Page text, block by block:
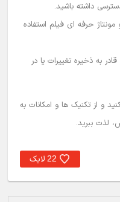
داشته باشید.
حرفه ای فیلم استفاده
به ذخیره تغییرات یا در
و از تکنیک ها و امکانات به
لذت ببرید.
22 لایک